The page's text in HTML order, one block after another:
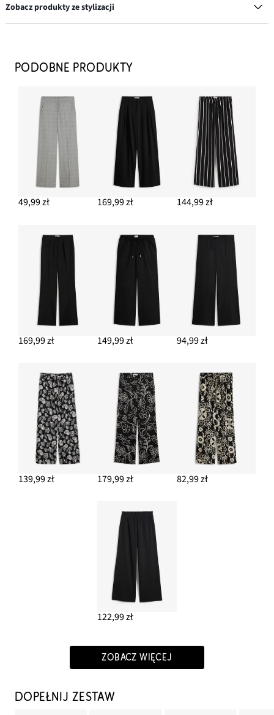
Zobacz produkty ze stylizacji
64,99 zł
Sandały
112,99 zł
DODAJ DO KOSZYKA
Bawełniana torba shopper o strukturalnym wyglądzie
139,99 zł
79,99 zł
DODAJ DO KOSZYKA
PODOBNE PRODUKTY
49,99 zł 169,99 zł 144,99 zł
169,99 zł 149,99 zł 94,99 zł
139,99 zł 179,99 zł 82,99 zł
122,99 zł
ZOBACZ WIĘCEJ
DOPEŁNIJ ZESTAW